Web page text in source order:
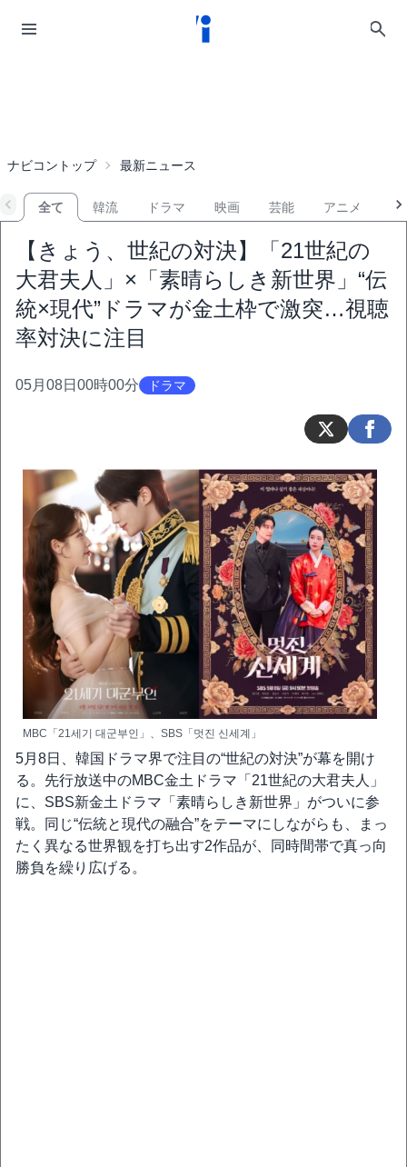
ナビコントップ 最新ニュース
全て 韓流 ドラマ 映画 芸能 アニメ
【きょう、世紀の対決】「21世紀の
大君夫人」×「素晴らしき新世界」“伝
統×現代”ドラマが金土枠で激突…視聴
率対決に注目
05月08日00時00分 ドラマ
MBC「21세기 대군부인」、SBS「멋진 신세계」
5月8日、韓国ドラマ界で注目の“世紀の対決”が幕を開け
る。先行放送中のMBC金土ドラマ「21世紀の大君夫人」
に、SBS新金土ドラマ「素晴らしき新世界」がついに参
戦。同じ“伝統と現代の融合”をテーマにしながらも、まっ
たく異なる世界観を打ち出す2作品が、同時間帯で真っ向
勝負を繰り広げる。